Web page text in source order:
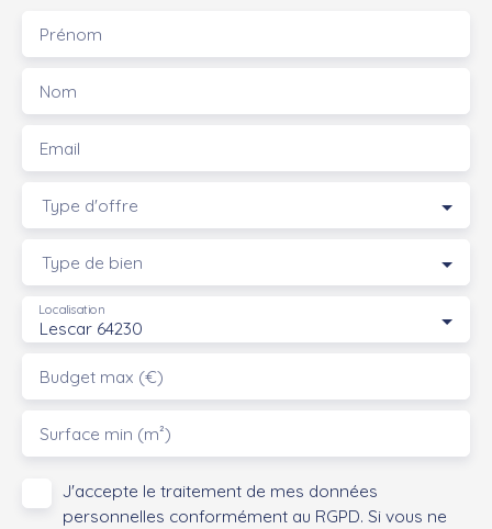
Prénom
Nom
Email
Type d'offre
Type de bien
Lescar 64230
Localisation
Budget max (€)
Surface min (m²)
J'accepte le traitement de mes données
personnelles conformément au RGPD. Si vous ne